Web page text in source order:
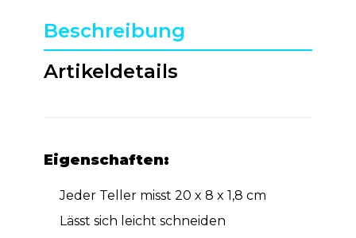
Beschreibung
Artikeldetails
Eigenschaften:
Jeder Teller misst 20 x 8 x 1,8 cm
Lässt sich leicht schneiden